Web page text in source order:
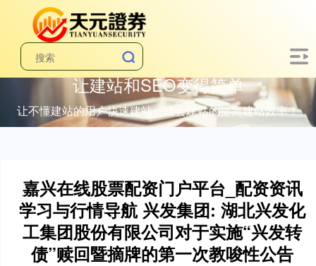
让建站和SEO变得简单
让不懂建站的用户快速建站，让会建站的提高建站效率！
嘉兴在线股票配资门户平台_配资资讯
学习与行情导航 兴发集团: 湖北兴发化
工集团股份有限公司对于实施“兴发转
债”赎回暨摘牌的第一次教唆性公告